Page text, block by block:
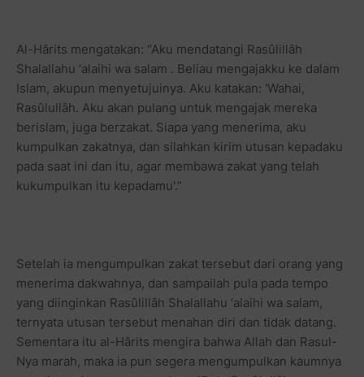
Al-Hârits mengatakan: “Aku mendatangi Rasûlillâh
Shalallahu ‘alaihi wa salam . Beliau mengajakku ke dalam
Islam, akupun menyetujuinya. Aku katakan: 'Wahai,
Rasûlullâh. Aku akan pulang untuk mengajak mereka
berislam, juga berzakat. Siapa yang menerima, aku
kumpulkan zakatnya, dan silahkan kirim utusan kepadaku
pada saat ini dan itu, agar membawa zakat yang telah
kukumpulkan itu kepadamu'.”
Setelah ia mengumpulkan zakat tersebut dari orang yang
menerima dakwahnya, dan sampailah pula pada tempo
yang diinginkan Rasûlillâh Shalallahu ‘alaihi wa salam,
ternyata utusan tersebut menahan diri dan tidak datang.
Sementara itu al-Hârits mengira bahwa Allah dan Rasul-
Nya marah, maka ia pun segera mengumpulkan kaumnya